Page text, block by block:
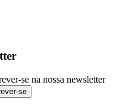
se na nossa newsletter
se